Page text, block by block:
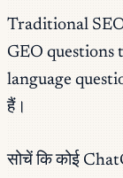
Traditional
GEO questions
language
हैं।
सोचें कि कोई